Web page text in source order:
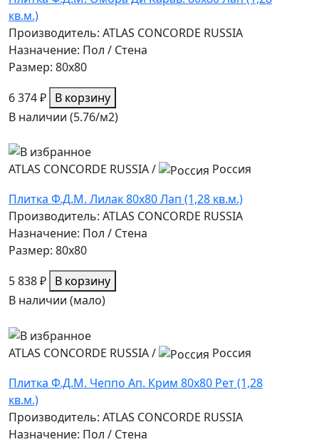
кв.м.)
Производитель: ATLAS CONCORDE RUSSIA
Назначение: Пол / Стена
Размер: 80x80
6 374 ₽ В корзину
В наличии (5.76/м2)
ATLAS CONCORDE RUSSIA/
Россия
Плитка Ф.Д.М. Лилак 80х80 Лап (1,28 кв.м.)
Производитель: ATLAS CONCORDE RUSSIA
Назначение: Пол / Стена
Размер: 80x80
5 838 ₽ В корзину
В наличии (мало)
ATLAS CONCORDE RUSSIA/
Россия
Плитка Ф.Д.М. Чеппо Ап. Крим 80х80 Рет (1,28
кв.м.)
Производитель: ATLAS CONCORDE RUSSIA
Назначение: Пол / Стена